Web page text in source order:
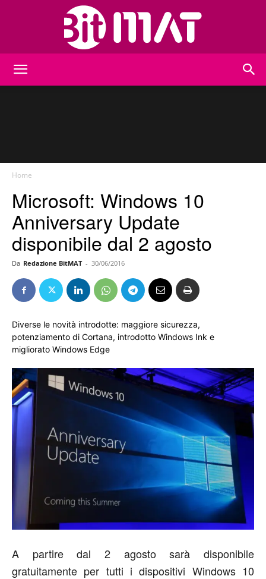
Home
Microsoft: Windows 10
Anniversary Update
disponibile dal 2 agosto
Da Redazione BitMAT - 30/06/2016
Diverse le novità introdotte: maggiore sicurezza,
potenziamento di Cortana, introdotto Windows Ink e
migliorato Windows Edge
A partire dal 2 agosto sarà disponibile
gratuitamente per tutti i dispositivi Windows 10